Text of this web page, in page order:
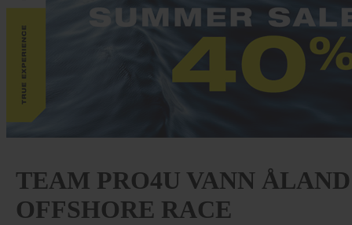
TEAM PRO4U VANN ÅLAND
OFFSHORE RACE